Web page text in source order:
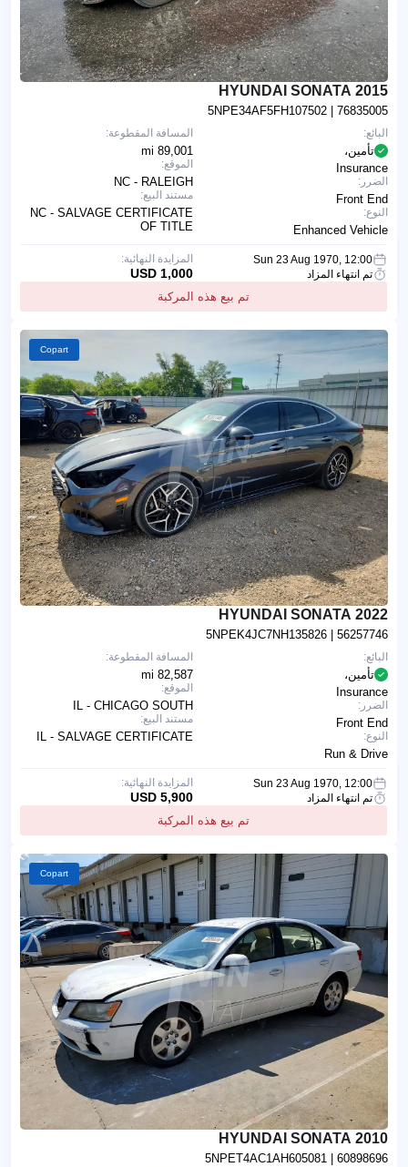
2015 HYUNDAI SONATA
5NPE34AF5FH107502 | 76835005
المسافة المقطوعة:
89,001 mi
الموقع:
NC - RALEIGH
مستند البيع:
NC - SALVAGE CERTIFICATE
OF TITLE
البائع:
تأمين،
Insurance
الضرر:
Front End
النوع:
Enhanced Vehicle
Sun 23 Aug 1970, 12:00
تم انتهاء المزاد
تم بيع هذه المركبة
المزايدة النهائية:
1,000 USD
Copart
2022 HYUNDAI SONATA
5NPEK4JC7NH135826 | 56257746
المسافة المقطوعة:
82,587 mi
الموقع:
IL - CHICAGO SOUTH
مستند البيع:
IL - SALVAGE CERTIFICATE
البائع:
تأمين،
Insurance
الضرر:
Front End
النوع:
Run & Drive
Sun 23 Aug 1970, 12:00
تم انتهاء المزاد
تم بيع هذه المركبة
المزايدة النهائية:
5,900 USD
Copart
2010 HYUNDAI SONATA
5NPET4AC1AH605081 | 60898696